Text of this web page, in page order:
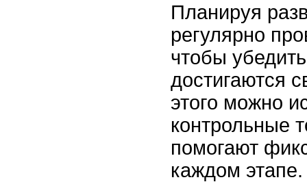
Планируя
регулярно
чтобы
достигаются
этого можно
контрольные
помогают
каждом этапе.